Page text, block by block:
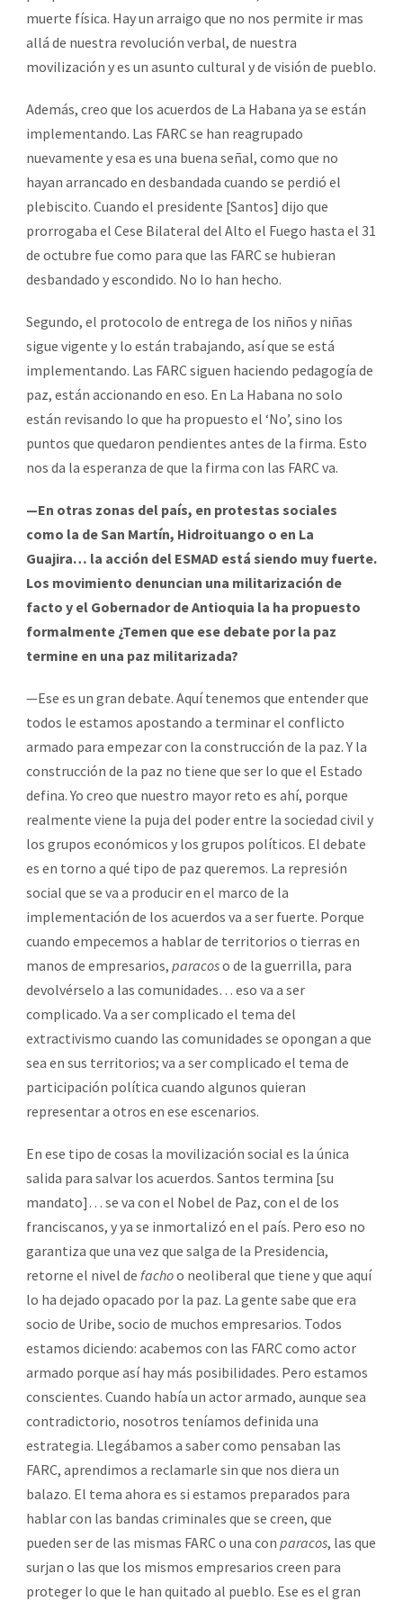
muerte física. Hay un arraigo que no nos permite ir mas
allá de nuestra revolución verbal, de nuestra
movilización y es un asunto cultural y de visión de pueblo.
Además, creo que los acuerdos de La Habana ya se están
implementando. Las FARC se han reagrupado
nuevamente y esa es una buena señal, como que no
hayan arrancado en desbandada cuando se perdió el
plebiscito. Cuando el presidente [Santos] dijo que
prorrogaba el Cese Bilateral del Alto el Fuego hasta el 31
de octubre fue como para que las FARC se hubieran
desbandado y escondido. No lo han hecho.
Segundo, el protocolo de entrega de los niños y niñas
sigue vigente y lo están trabajando, así que se está
implementando. Las FARC siguen haciendo pedagogía de
paz, están accionando en eso. En La Habana no solo
están revisando lo que ha propuesto el ‘No’, sino los
puntos que quedaron pendientes antes de la firma. Esto
nos da la esperanza de que la firma con las FARC va.
—En otras zonas del país, en protestas sociales
como la de San Martín, Hidroituango o en La
Guajira… la acción del ESMAD está siendo muy fuerte.
Los movimiento denuncian una militarización de
facto y el Gobernador de Antioquia la ha propuesto
formalmente ¿Temen que ese debate por la paz
termine en una paz militarizada?
—Ese es un gran debate. Aquí tenemos que entender que
todos le estamos apostando a terminar el conflicto
armado para empezar con la construcción de la paz. Y la
construcción de la paz no tiene que ser lo que el Estado
defina. Yo creo que nuestro mayor reto es ahí, porque
realmente viene la puja del poder entre la sociedad civil y
los grupos económicos y los grupos políticos. El debate
es en torno a qué tipo de paz queremos. La represión
social que se va a producir en el marco de la
implementación de los acuerdos va a ser fuerte. Porque
cuando empecemos a hablar de territorios o tierras en
manos de empresarios, paracoso de la guerrilla, para
devolvérselo a las comunidades… eso va a ser
complicado. Va a ser complicado el tema del
extractivismo cuando las comunidades se opongan a que
sea en sus territorios; va a ser complicado el tema de
participación política cuando algunos quieran
representar a otros en ese escenarios.
En ese tipo de cosas la movilización social es la única
salida para salvar los acuerdos. Santos termina [su
mandato]… se va con el Nobel de Paz, con el de los
franciscanos, y ya se inmortalizó en el país. Pero eso no
garantiza que una vez que salga de la Presidencia,
retorne el nivel de fachoo neoliberal que tiene y que aquí
lo ha dejado opacado por la paz. La gente sabe que era
socio de Uribe, socio de muchos empresarios. Todos
estamos diciendo: acabemos con las FARC como actor
armado porque así hay más posibilidades. Pero estamos
conscientes. Cuando había un actor armado, aunque sea
contradictorio, nosotros teníamos definida una
estrategia. Llegábamos a saber como pensaban las
FARC, aprendimos a reclamarle sin que nos diera un
balazo. El tema ahora es si estamos preparados para
hablar con las bandas criminales que se creen, que
pueden ser de las mismas FARC o una con paracos, las que
surjan o las que los mismos empresarios creen para
proteger lo que le han quitado al pueblo. Ese es el gran